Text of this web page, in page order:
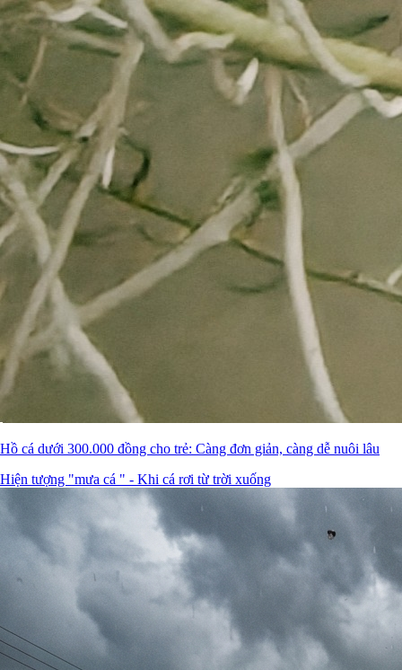
Hồ cá dưới 300.000 đồng cho trẻ: Càng đơn giản, càng dễ nuôi lâu
Hiện tượng "mưa cá " - Khi cá rơi từ trời xuống